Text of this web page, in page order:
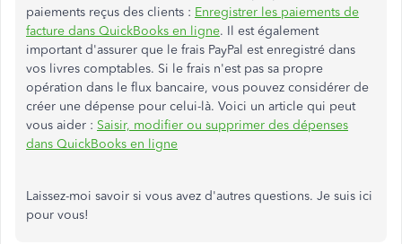
paiements reçus des clients : Enregistrer les paiements de
facture dans QuickBooks en ligne. Il est également
important d'assurer que le frais PayPal est enregistré dans
vos livres comptables. Si le frais n'est pas sa propre
opération dans le flux bancaire, vous pouvez considérer de
créer une dépense pour celui-là. Voici un article qui peut
vous aider : Saisir, modifier ou supprimer des dépenses
dans QuickBooks en ligne
Laissez-moi savoir si vous avez d'autres questions. Je suis ici
pour vous!